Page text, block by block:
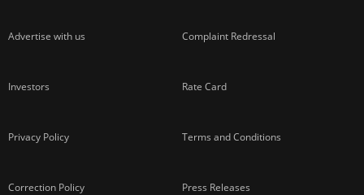
Advertise with us Complaint Redressal
Investors Rate Card
Privacy Policy Terms and Conditions
Correction Policy Press Releases